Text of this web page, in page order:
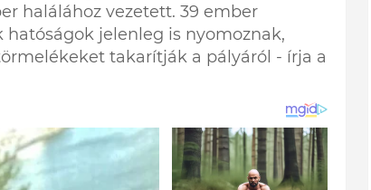
halálához vezetett. 39 ember
jelenleg is nyomoznak,
takarítják a pályáról - írja a